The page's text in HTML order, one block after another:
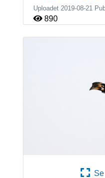
Uploadet 2019-08-21
890
Se